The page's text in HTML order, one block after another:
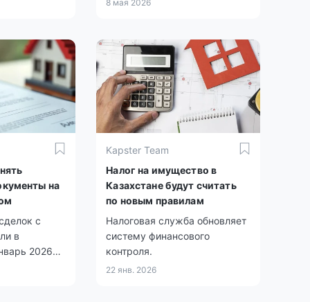
8 мая 2026
на
с
в
2026
Kapster Team
Налог на имущество в
Казахстане будут считать
по новым правилам
Налоговая служба обновляет
систему финансового
контроля.
22 янв. 2026